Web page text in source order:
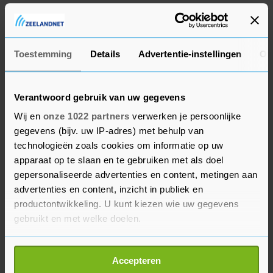
Toestemming Details Advertentie-instellingen
Verantwoord gebruik van uw gegevens
Wij en onze 1022 partners verwerken je persoonlijke
gegevens (bijv. uw IP-adres) met behulp van
technologieën zoals cookies om informatie op uw
apparaat op te slaan en te gebruiken met als doel
gepersonaliseerde advertenties en content, metingen aan
advertenties en content, inzicht in publiek en
productontwikkeling. U kunt kiezen wie uw gegevens
gebruikt en met welke doelen.
Als u het toestaat, willen we ook graag:
Informatie verzamelen over uw geografische
Accepteren
De 23-jarige Rotterdammer wordt door velen
gezien als de toekomstige doelman van Oranje.
Bijlow hoopt dat hij dit seizoen snel achter zich
kan laten en zijn status waar kan maken. "Het
was een seizoen van pieken en dalen. Ik heb twee
goede periodes gehad. Alleen waren de blessures
mijn dalen, dat is jammer. Het is heel
frustrerend. Maar het is wat het is, ik kan er niets
aan doen."
Jong Duitsland was in de groepsfase ook al op de
opponent van Jong Oranje. Met Scherpen op doel
werd het toen 1-1. Bijlow: "Duitsland speelde
anders dan wij hadden verwacht. Met vijf man
achterop. Het was een boeiende wedstrijd, zoals
altijd tussen Nederland en Duitsland. Het wordt